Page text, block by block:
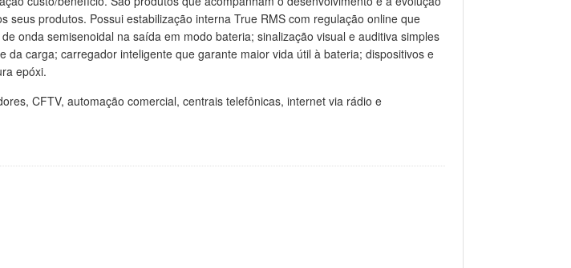
produtos. Possui estabilização interna True RMS com regulação online que
onda semisenoidal na saída em modo bateria; sinalização visual e auditiva simples
carga; carregador inteligente que garante maior vida útil à bateria; dispositivos e
epóxi.
CFTV, automação comercial, centrais telefônicas, internet via rádio e